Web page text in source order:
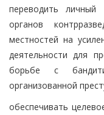
переводить
органов
местностей на
деятельности для
борьбе с
организованной
обеспечивать